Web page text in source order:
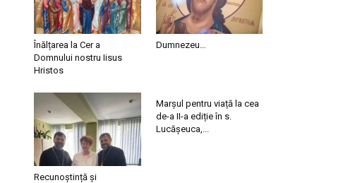
Înălțarea la Cer a
Domnului nostru Iisus
Hristos
Dumnezeu…
Recunoștință și
Marșul pentru viață la cea
de-a II-a ediție în s.
Lucășeuca,...